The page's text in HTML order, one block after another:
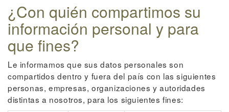
¿Con quién compartimos su
información personal y para
que fines?
Le informamos que sus datos personales son
compartidos dentro y fuera del país con las siguientes
personas, empresas, organizaciones y autoridades
distintas a nosotros, para los siguientes fines: